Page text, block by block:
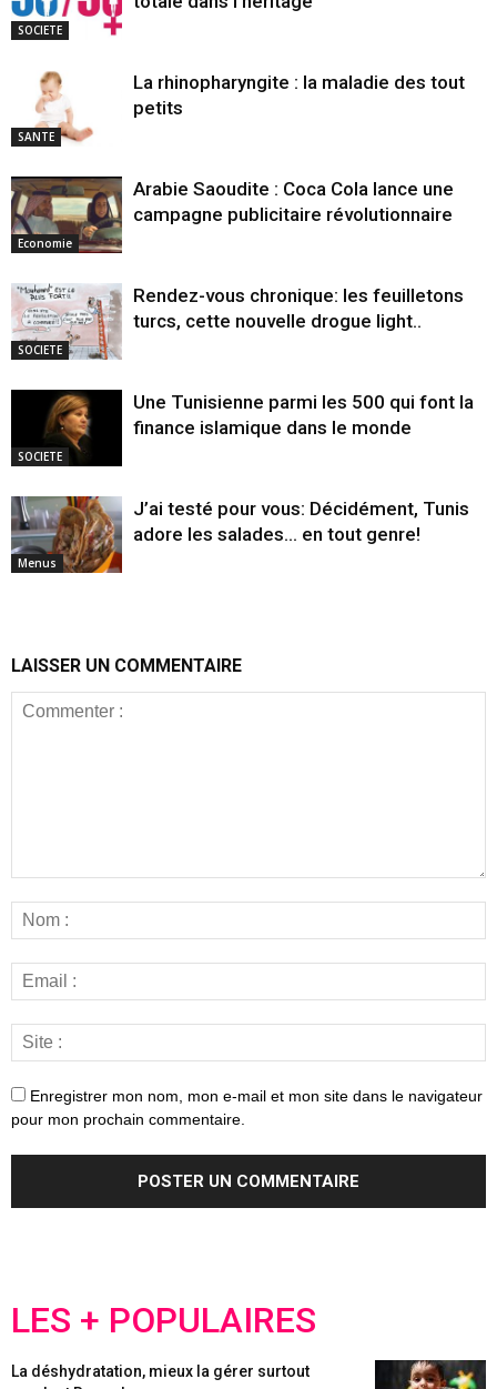
SOCIETE
SANTE
La rhinopharyngite : la maladie des tout
petits
Economie
Arabie Saoudite : Coca Cola lance une
campagne publicitaire révolutionnaire
SOCIETE
Rendez-vous chronique: les feuilletons
turcs, cette nouvelle drogue light..
SOCIETE
Une Tunisienne parmi les 500 qui font la
finance islamique dans le monde
Menus
J’ai testé pour vous: Décidément, Tunis
adore les salades… en tout genre!
LAISSER UN COMMENTAIRE
Enregistrer mon nom, mon e-mail et mon site dans le navigateur
pour mon prochain commentaire.
LES + POPULAIRES
La déshydratation, mieux la gérer surtout